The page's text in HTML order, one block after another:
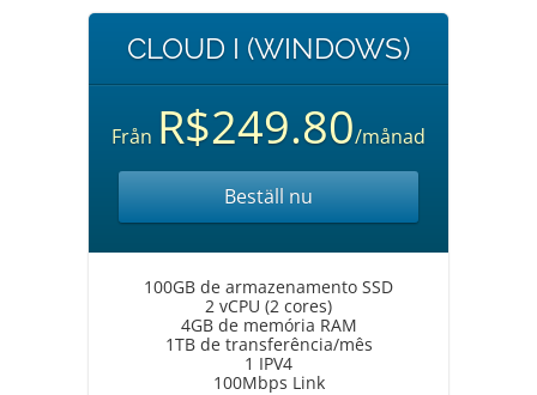
CLOUD I (WINDOWS)
Från R$249.80/månad
Beställ nu
100GB de armazenamento SSD
2 vCPU (2 cores)
4GB de memória RAM
1TB de transferência/mês
1 IPV4
100Mbps Link